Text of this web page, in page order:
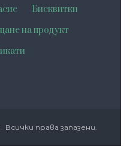
Бисквитки
на продукт
Всички права запазени.